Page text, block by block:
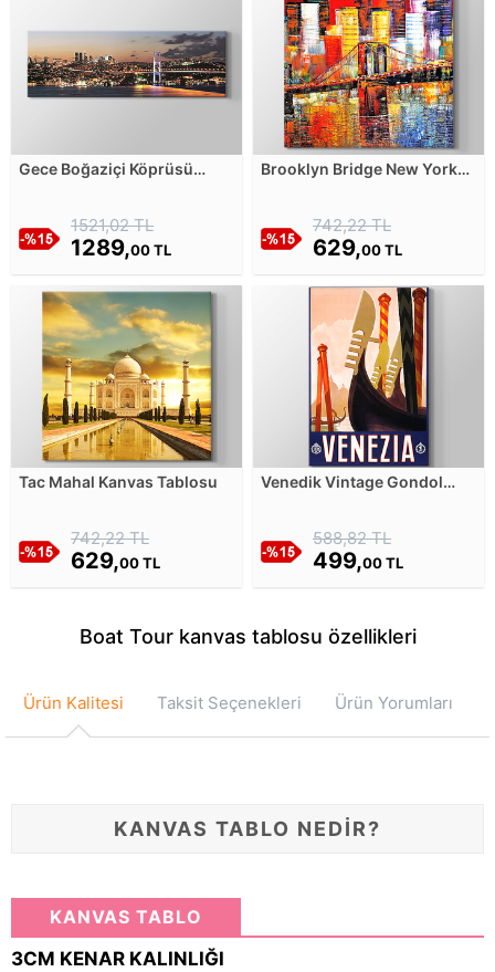
Gece Boğaziçi Köprüsü
1521,02 TL
1289,00 TL
Brooklyn Bridge New York
742,22 TL
629,00 TL
Tac Mahal Kanvas Tablosu
742,22 TL
629,00 TL
Venedik Vintage Gondol
588,82 TL
499,00 TL
Boat Tour kanvas tablosu özellikleri
Ürün Kalitesi Taksit Seçenekleri Ürün Yorumları
KANVAS TABLO NEDİR?
KANVAS TABLO
3CM KENAR KALINLIĞI